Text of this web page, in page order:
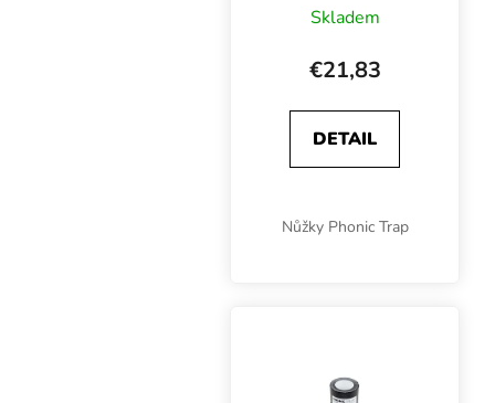
Skladem
€21,83
DETAIL
Nůžky Phonic Trap